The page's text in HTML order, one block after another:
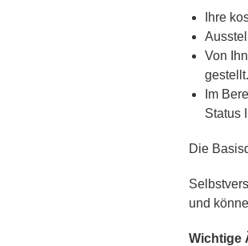
Ihre
Von
gestellt.
Im
Status
Die
und
Wichtige